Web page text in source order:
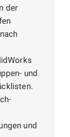
der
und
und